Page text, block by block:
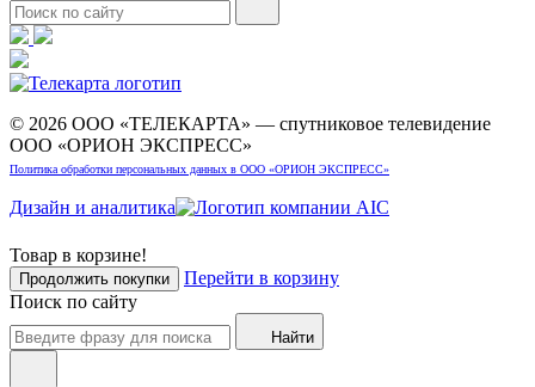
© 2026 ООО «ТЕЛЕКАРТА» — спутниковое телевидение
ООО «ОРИОН ЭКСПРЕСС»
Политика обработки персональных данных в ООО «ОРИОН ЭКСПРЕСС»
Дизайн и аналитика
Товар в корзине!
Продолжить покупки
Перейти в корзину
Поиск по сайту
Найти